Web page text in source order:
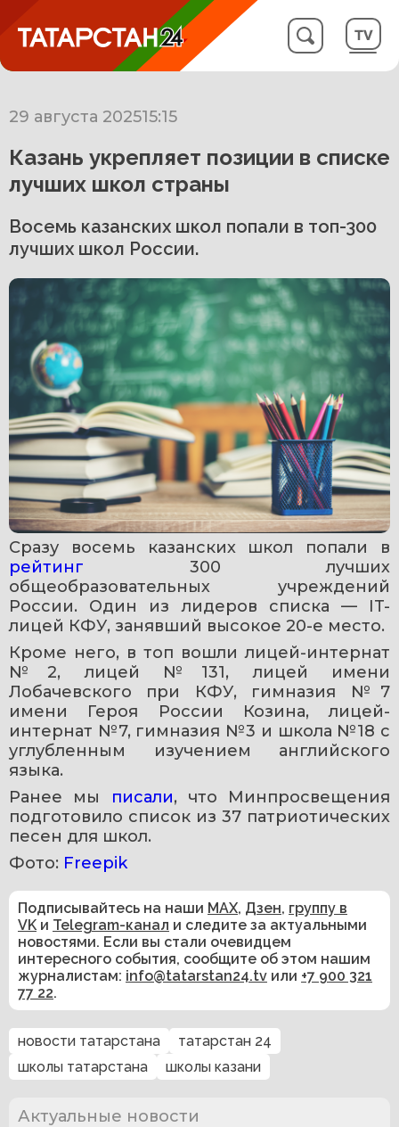
29 августа 202515:15
Казань укрепляет позиции в списке
лучших школ страны
Восемь казанских школ попали в топ-300
лучших школ России.
рейтинг 300 лучших
общеобразовательных учреждений
России. Один из лидеров списка — IT-
лицей КФУ, занявший высокое 20-е место.
Кроме него, в топ вошли лицей-интернат
№2, лицей №131, лицей имени
Лобачевского при КФУ, гимназия №7
имени Героя России Козина, лицей-
интернат №7, гимназия №3 и школа №18 с
углубленным изучением английского
языка.
Ранее мы
писали, что Минпросвещения
подготовило список из 37 патриотических
песен для школ.
Фото: Freepik
Подписывайтесь на наши MAX, Дзен, группу в
VK и Telegram-канал и следите за актуальными
новостями. Если вы стали очевидцем
интересного события, сообщите об этом нашим
журналистам: info@tatarstan24.tv или +7 900 321
77 22.
новости татарстана
татарстан 24
школы татарстана
школы казани
Актуальные новости